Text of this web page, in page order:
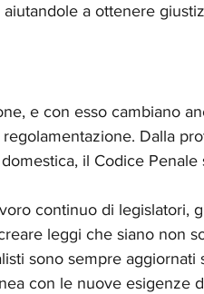
a ottenere
e con esso cambiano
Dalla
il Codice Penale
continuo di legislatori,
leggi che siano non
sono sempre aggiornati
con le nuove esigenze